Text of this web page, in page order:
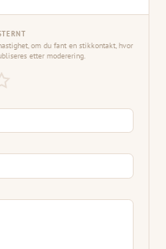
om du fant en stikkontakt, hvor
etter moderering.